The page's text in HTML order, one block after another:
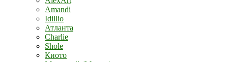
Amandi
Idillio
Атланта
Charlie
Shole
Киото